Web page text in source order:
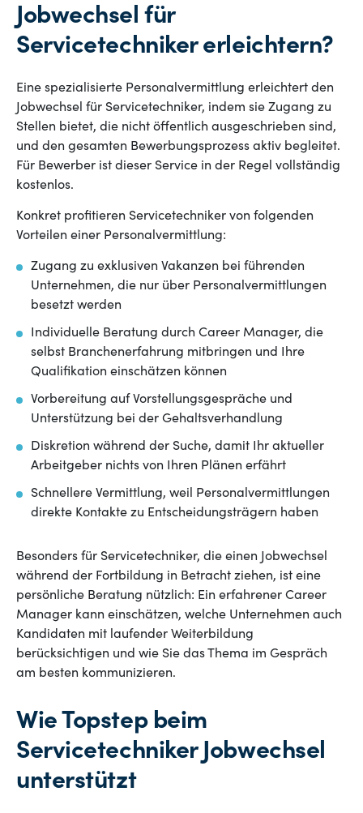
Jobwechsel für
Servicetechniker erleichtern?
Eine spezialisierte Personalvermittlung erleichtert den
Jobwechsel für Servicetechniker, indem sie Zugang zu
Stellen bietet, die nicht öffentlich ausgeschrieben sind,
und den gesamten Bewerbungsprozess aktiv begleitet.
Für Bewerber ist dieser Service in der Regel vollständig
kostenlos.
Konkret profitieren Servicetechniker von folgenden
Vorteilen einer Personalvermittlung:
Zugang zu exklusiven Vakanzen bei führenden
Unternehmen, die nur über Personalvermittlungen
besetzt werden
Individuelle Beratung durch Career Manager, die
selbst Branchenerfahrung mitbringen und Ihre
Qualifikation einschätzen können
Vorbereitung auf Vorstellungsgespräche und
Unterstützung bei der Gehaltsverhandlung
Diskretion während der Suche, damit Ihr aktueller
Arbeitgeber nichts von Ihren Plänen erfährt
Schnellere Vermittlung, weil Personalvermittlungen
direkte Kontakte zu Entscheidungsträgern haben
Besonders für Servicetechniker, die einen Jobwechsel
während der Fortbildung in Betracht ziehen, ist eine
persönliche Beratung nützlich: Ein erfahrener Career
Manager kann einschätzen, welche Unternehmen auch
Kandidaten mit laufender Weiterbildung
berücksichtigen und wie Sie das Thema im Gespräch
am besten kommunizieren.
Wie Topstep beim
Servicetechniker Jobwechsel
unterstützt